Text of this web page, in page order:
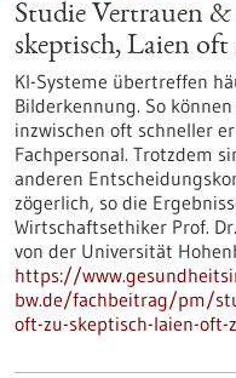
Studie Vertrauen
skeptisch, Laien oft
KI-Systeme übertreffen
Bilderkennung. So
inzwischen oft schneller
Fachpersonal. Trotzdem
anderen
zögerlich, so die
Wirtschaftsethiker Prof.
von der Universität
https://
bw.de/fachbeitrag/pm/
oft-zu-skeptisch-laien-oft-